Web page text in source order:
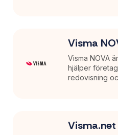
Visma
Visma NOVA
hjälper
redovisning
Visma.net